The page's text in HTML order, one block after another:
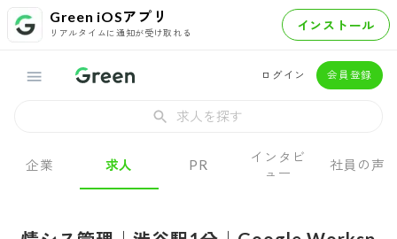
Green iOSアプリ
リアルタイムに通知が受け取れる インストール
ログイン 会員登録
求人を探す
企業 求人 PR
インタビ
ュー
社員の声